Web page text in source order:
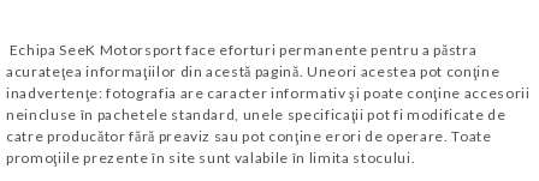
Echipa SeeK Motorsport face eforturi permanente pentru a păstra
acurateţea informaţiilor din acestă pagină. Uneori acestea pot conţine
inadvertenţe: fotografia are caracter informativ şi poate conţine accesorii
neincluse în pachetele standard, unele specificaţii pot fi modificate de
catre producător fără preaviz sau pot conţine erori de operare. Toate
promoţiile prezente în site sunt valabile în limita stocului.